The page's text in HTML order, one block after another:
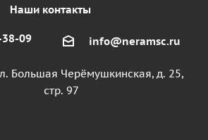
Наши контакты
38-09 info@neramsc.ru
Большая Черёмушкинская, д. 25,
стр. 97